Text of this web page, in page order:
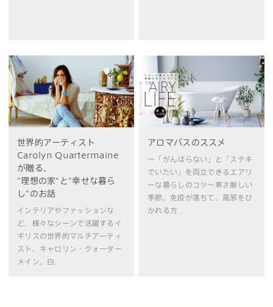
世界的アーティスト
Carolyn Quartermaine
が贈る、
"理想の家"と"幸せな暮ら
し"のお話
インテリアやファッションな
ど、様々なシーンで活躍するイ
ギリスの世界的マルチアーティ
スト、キャロリン・クォーター
メイン。白...
アロマバスのススメ
〜「がんばらない」と「ステキ
でいたい」を両立できるエアリ
ーな暮らしのコツ〜寒さ厳しい
季節。免疫が落ちて、風邪をひ
かれる方...